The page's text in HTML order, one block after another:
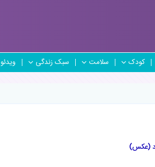
کودک سلامت سبک زندگی ویدئو